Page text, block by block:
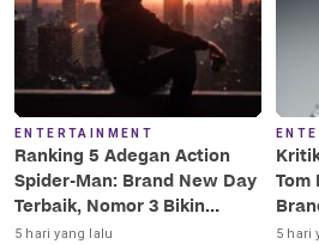
ENTERTAINMENT
Ranking 5 Adegan Action
Spider-Man: Brand New Day
Terbaik, Nomor 3 Bikin
Terkesima!
5 hari yang lalu
Tom
5 hari